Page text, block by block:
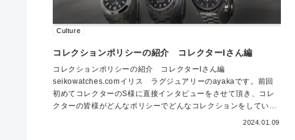
Culture
コレクションポリシーの紹介 コレクターIさん編
コレクションポリシーの紹介 コレクターIさん編
seikowatches.comイリス ラグジュアリーのayakaです。前回
初めてコレクターのS様に直接インタビューをさせて頂き、コレ
クターの皆様がどんなポリシーでどんなコレクションをしている
2024.01.09